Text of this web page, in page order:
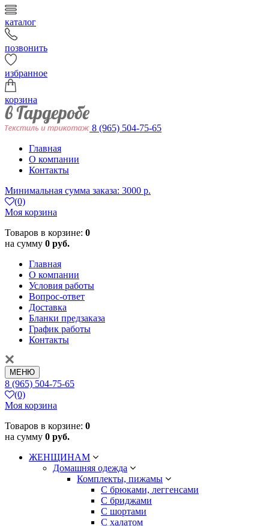
каталог
позвонить
избранное
корзина
8 (965) 504-75-65
Главная
О компании
Контакты
Минимальная сумма заказа: 3000 р.
(0)
Моя корзина
Товаров в корзине: 0
на сумму 0 руб.
Главная
О компании
Условия работы
Вопрос-ответ
Доставка
Бланки предзаказа
График работы
Контакты
МЕНЮ
8 (965) 504-75-65
(0)
Моя корзина
Товаров в корзине: 0
на сумму 0 руб.
ЖЕНЩИНАМ
Домашняя одежда
Комплекты, пижамы
С брюками, леггенсами
С бриджами
С шортами
С халатом